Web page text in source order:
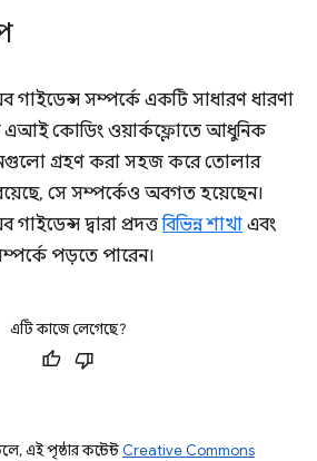
গাইডেন্স সম্পর্কে একটি সাধারণ ধারণা
এআই কোডিং ওয়ার্কফ্লোতে আধুনিক
গ্রহণ করা সহজ করে তোলার
রয়েছে, সে সম্পর্কেও অবগত হয়েছেন।
দ্বারা প্রদত্তবিভিন্ন শাখা এবং
পড়তে পারেন।
এটি কাজে লেগেছে?
এই পৃষ্ঠার কন্টেন্ট Creative Commons